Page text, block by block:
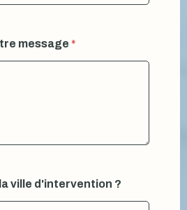
message *
o
t
ville d'intervention ?